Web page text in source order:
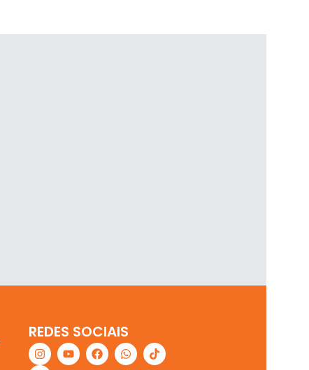
REDES SOCIAIS